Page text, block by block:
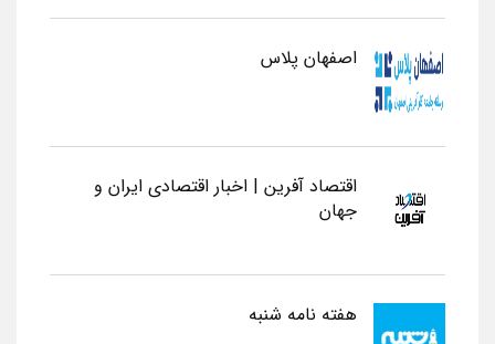
اصفهان پلاس
اقتصاد آفرین | اخبار اقتصادی ایران و
جهان
هفته نامه شنبه